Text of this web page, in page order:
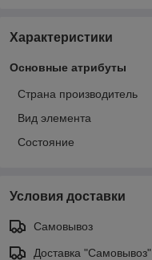
Характеристики
Основные атрибуты
Страна производитель
Вид элемента
Состояние
Условия доставки
Самовывоз
Доставка "Самовывоз"